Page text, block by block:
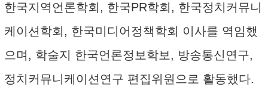
한국지역언론학회, 한국PR학회, 한국정치커뮤니
케이션학회, 한국미디어정책학회 이사를 역임했
으며, 학술지 한국언론정보학보, 방송통신연구,
정치커뮤니케이션연구 편집위원으로 활동했다.